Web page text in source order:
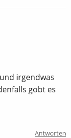
irgendwas
gobt es
Antworten